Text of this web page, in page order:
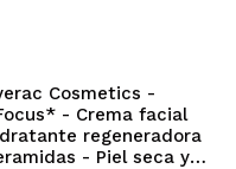
Cosmetics -
- Crema facial
regeneradora
- Piel seca y